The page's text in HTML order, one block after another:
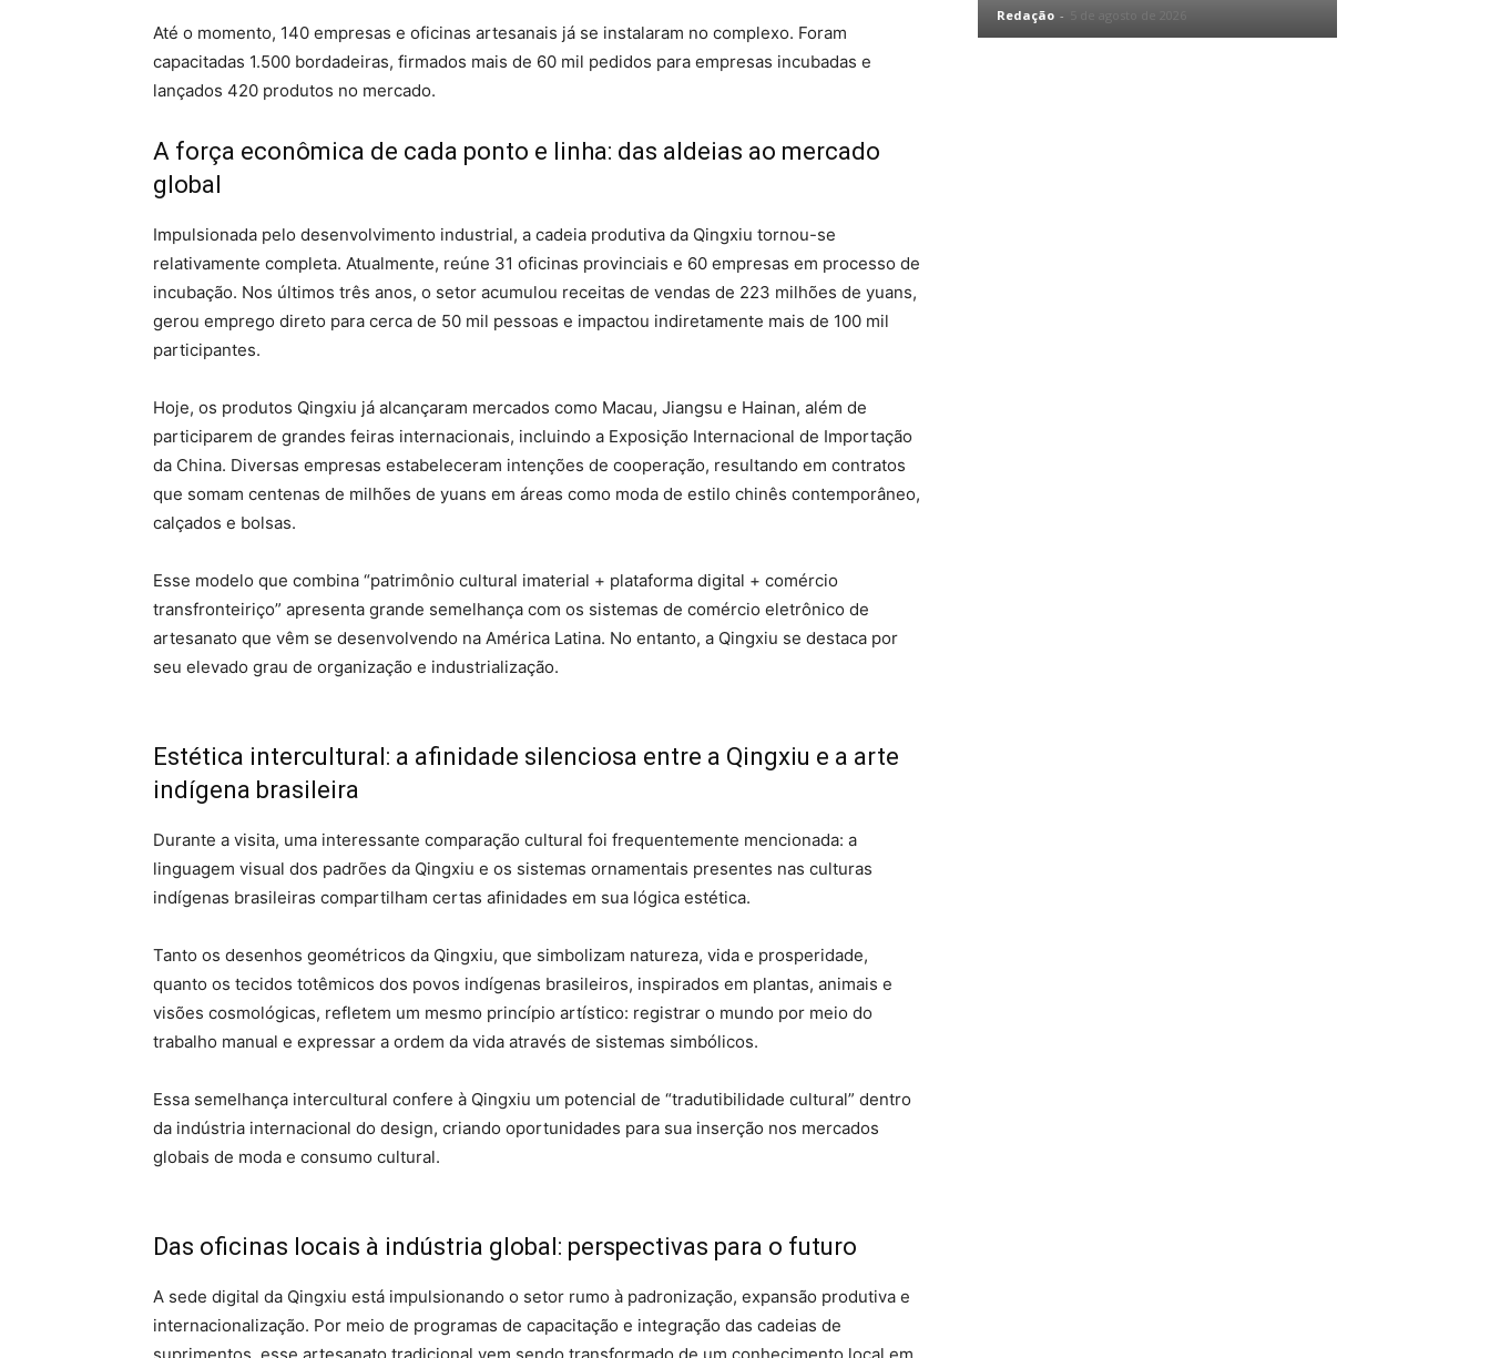
Até o momento, 140 empresas e oficinas artesanais já se instalaram no complexo. Foram
capacitadas 1.500 bordadeiras, firmados mais de 60 mil pedidos para empresas incubadas e
lançados 420 produtos no mercado.
A força econômica de cada ponto e linha: das aldeias ao mercado
global
Impulsionada pelo desenvolvimento industrial, a cadeia produtiva da Qingxiu tornou-se
relativamente completa. Atualmente, reúne 31 oficinas provinciais e 60 empresas em processo de
incubação. Nos últimos três anos, o setor acumulou receitas de vendas de 223 milhões de yuans,
gerou emprego direto para cerca de 50 mil pessoas e impactou indiretamente mais de 100 mil
participantes.
Hoje, os produtos Qingxiu já alcançaram mercados como Macau, Jiangsu e Hainan, além de
participarem de grandes feiras internacionais, incluindo a Exposição Internacional de Importação
da China. Diversas empresas estabeleceram intenções de cooperação, resultando em contratos
que somam centenas de milhões de yuans em áreas como moda de estilo chinês contemporâneo,
calçados e bolsas.
Esse modelo que combina “patrimônio cultural imaterial + plataforma digital + comércio
transfronteiriço” apresenta grande semelhança com os sistemas de comércio eletrônico de
artesanato que vêm se desenvolvendo na América Latina. No entanto, a Qingxiu se destaca por
seu elevado grau de organização e industrialização.
Estética intercultural: a afinidade silenciosa entre a Qingxiu e a arte
indígena brasileira
Durante a visita, uma interessante comparação cultural foi frequentemente mencionada: a
linguagem visual dos padrões da Qingxiu e os sistemas ornamentais presentes nas culturas
indígenas brasileiras compartilham certas afinidades em sua lógica estética.
Tanto os desenhos geométricos da Qingxiu, que simbolizam natureza, vida e prosperidade,
quanto os tecidos totêmicos dos povos indígenas brasileiros, inspirados em plantas, animais e
visões cosmológicas, refletem um mesmo princípio artístico: registrar o mundo por meio do
trabalho manual e expressar a ordem da vida através de sistemas simbólicos.
Essa semelhança intercultural confere à Qingxiu um potencial de “tradutibilidade cultural” dentro
da indústria internacional do design, criando oportunidades para sua inserção nos mercados
globais de moda e consumo cultural.
Das oficinas locais à indústria global: perspectivas para o futuro
A sede digital da Qingxiu está impulsionando o setor rumo à padronização, expansão produtiva e
internacionalização. Por meio de programas de capacitação e integração das cadeias de
Redação -